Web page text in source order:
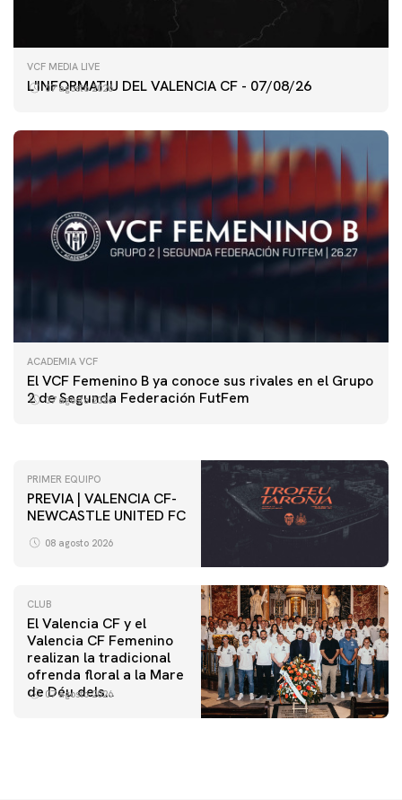
VCF MEDIA LIVE
L'INFORMATIU DEL VALENCIA CF - 07/08/26
07 agosto 2026
ACADEMIA VCF
El VCF Femenino B ya conoce sus rivales en el Grupo
2 de Segunda Federación FutFem
07 agosto 2026
PRIMER EQUIPO
ENTRENAMIENTO DEL VALENCIA CF 7/8/2026
PRIMER EQUIPO
PREVIA | VALENCIA CF-
NEWCASTLE UNITED FC
08 agosto 2026
CLUB
El Valencia CF y el
Valencia CF Femenino
realizan la tradicional
ofrenda floral a la Mare
de Déu dels
07 agosto 2026